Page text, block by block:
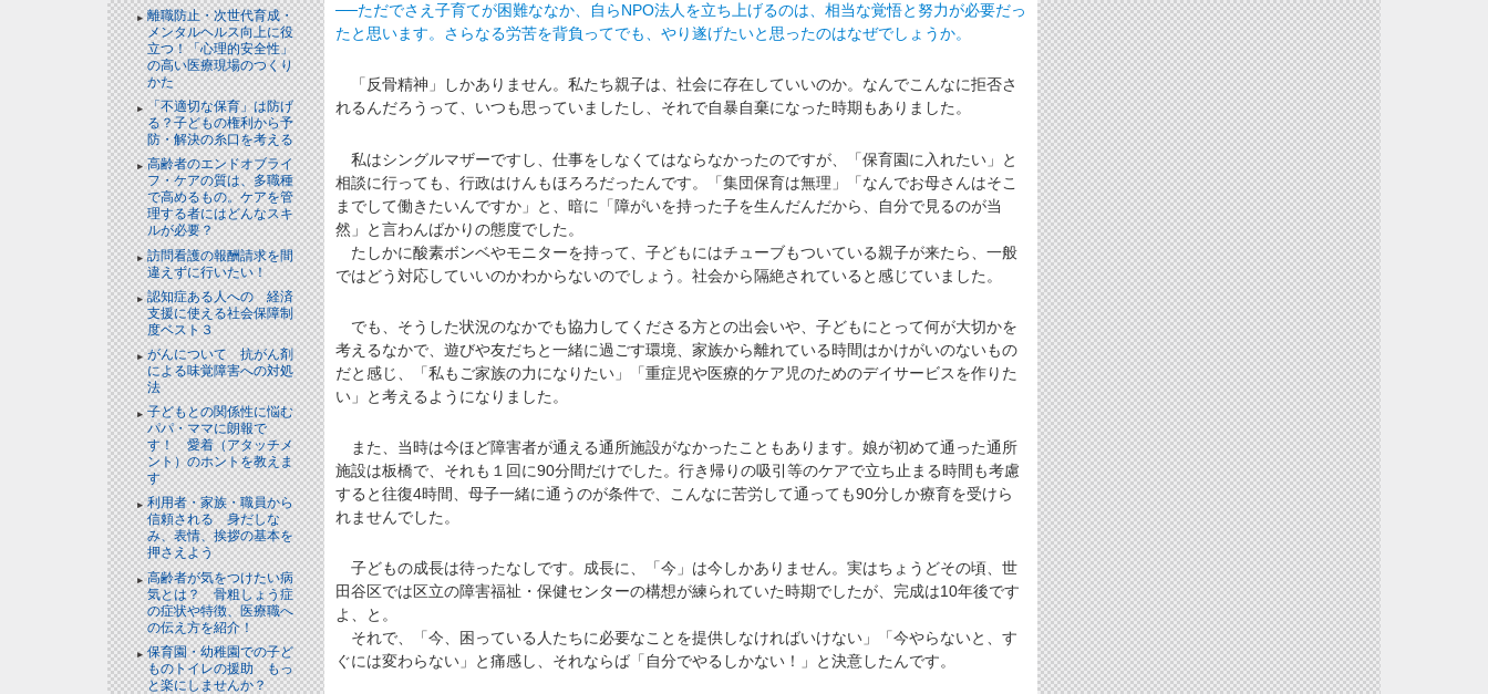
離職防止・次世代育成・
メンタルヘルス向上に役
立つ！「心理的安全性」
の高い医療現場のつくり
かた
「不適切な保育」は防げ
る？子どもの権利から予
防・解決の糸口を考える
高齢者のエンドオブライ
フ・ケアの質は、多職種
で高めるもの。ケアを管
理する者にはどんなスキ
ルが必要？
訪問看護の報酬請求を間
違えずに行いたい！
認知症ある人への 経済
支援に使える社会保障制
度ベスト３
がんについて 抗がん剤
による味覚障害への対処
法
子どもとの関係性に悩む
パパ・ママに朗報で
す！ 愛着（アタッチメ
ント）のホントを教えま
す
利用者・家族・職員から
信頼される 身だしな
み、表情、挨拶の基本を
押さえよう
高齢者が気をつけたい病
気とは？ 骨粗しょう症
の症状や特徴、医療職へ
の伝え方を紹介！
保育園・幼稚園での子ど
ものトイレの援助 もっ
と楽にしませんか？
──ただでさえ子育てが困難ななか、自らNPO法人を立ち上げるのは、相当な覚悟と努力が必要だっ
たと思います。さらなる労苦を背負ってでも、やり遂げたいと思ったのはなぜでしょうか。
「反骨精神」しかありません。私たち親子は、社会に存在していいのか。なんでこんなに拒否さ
れるんだろうって、いつも思っていましたし、それで自暴自棄になった時期もありました。
私はシングルマザーですし、仕事をしなくてはならなかったのですが、「保育園に入れたい」と
相談に行っても、行政はけんもほろろだったんです。「集団保育は無理」「なんでお母さんはそこ
までして働きたいんですか」と、暗に「障がいを持った子を生んだんだから、自分で見るのが当
然」と言わんばかりの態度でした。
たしかに酸素ボンベやモニターを持って、子どもにはチューブもついている親子が来たら、一般
ではどう対応していいのかわからないのでしょう。社会から隔絶されていると感じていました。
でも、そうした状況のなかでも協力してくださる方との出会いや、子どもにとって何が大切かを
考えるなかで、遊びや友だちと一緒に過ごす環境、家族から離れている時間はかけがいのないもの
だと感じ、「私もご家族の力になりたい」「重症児や医療的ケア児のためのデイサービスを作りた
い」と考えるようになりました。
また、当時は今ほど障害者が通える通所施設がなかったこともあります。娘が初めて通った通所
施設は板橋で、それも１回に90分間だけでした。行き帰りの吸引等のケアで立ち止まる時間も考慮
すると往復4時間、母子一緒に通うのが条件で、こんなに苦労して通っても90分しか療育を受けら
れませんでした。
子どもの成長は待ったなしです。成長に、「今」は今しかありません。実はちょうどその頃、世
田谷区では区立の障害福祉・保健センターの構想が練られていた時期でしたが、完成は10年後です
よ、と。
それで、「今、困っている人たちに必要なことを提供しなければいけない」「今やらないと、す
ぐには変わらない」と痛感し、それならば「自分でやるしかない！」と決意したんです。